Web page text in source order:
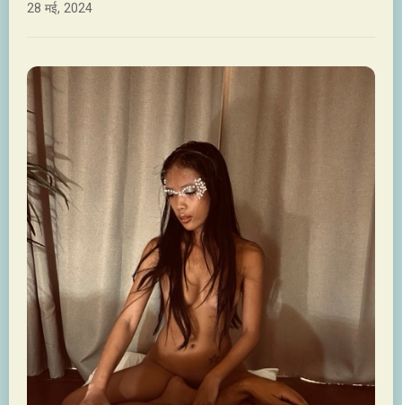
28 मई, 2024